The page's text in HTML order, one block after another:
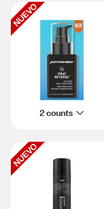
NUEVO
2 counts
NUEVO